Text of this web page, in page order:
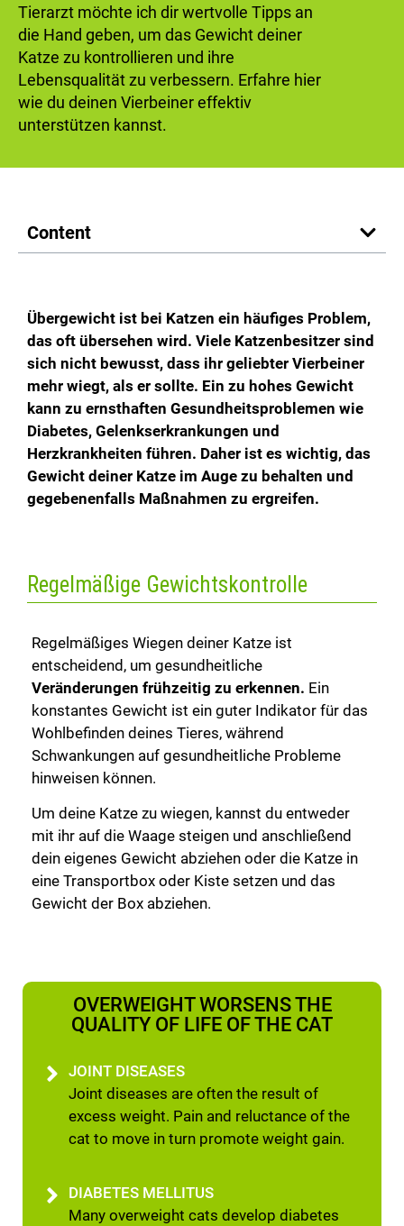
Tierarzt möchte ich dir wertvolle Tipps an
die Hand geben, um das Gewicht deiner
Katze zu kontrollieren und ihre
Lebensqualität zu verbessern. Erfahre hier
wie du deinen Vierbeiner effektiv
unterstützen kannst.
Content
Übergewicht ist bei Katzen ein häufiges Problem,
das oft übersehen wird. Viele Katzenbesitzer sind
sich nicht bewusst, dass ihr geliebter Vierbeiner
mehr wiegt, als er sollte. Ein zu hohes Gewicht
kann zu ernsthaften Gesundheitsproblemen wie
Diabetes, Gelenkserkrankungen und
Herzkrankheiten führen. Daher ist es wichtig, das
Gewicht deiner Katze im Auge zu behalten und
gegebenenfalls Maßnahmen zu ergreifen.
Regelmäßige Gewichtskontrolle
Regelmäßiges Wiegen deiner Katze ist
entscheidend, um gesundheitliche
Veränderungen frühzeitig zu erkennen. Ein
konstantes Gewicht ist ein guter Indikator für das
Wohlbefinden deines Tieres, während
Schwankungen auf gesundheitliche Probleme
hinweisen können.
Um deine Katze zu wiegen, kannst du entweder
mit ihr auf die Waage steigen und anschließend
dein eigenes Gewicht abziehen oder die Katze in
eine Transportbox oder Kiste setzen und das
Gewicht der Box abziehen.
OVERWEIGHT WORSENS THE
QUALITY OF LIFE OF THE CAT
JOINT DISEASES
Joint diseases are often the result of
excess weight. Pain and reluctance of the
cat to move in turn promote weight gain.
DIABETES MELLITUS
Many overweight cats develop diabetes